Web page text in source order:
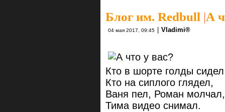
Блог им. Redbull |А
04 мая 2017, 09:45 Vlаdimi®
Кто в шорте голды
Кто на сиплого глядел,
Ваня пел, Роман молчал,
Тима видео снимал.